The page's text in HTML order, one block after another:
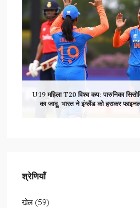
U19 महिला T20 विश्व कप: पारुनिका
का जादू, भारत ने इंग्लैंड को हराकर
श्रेणियाँ
खेल (59)